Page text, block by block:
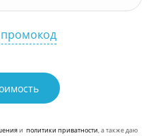
и политики приватности, а также даю